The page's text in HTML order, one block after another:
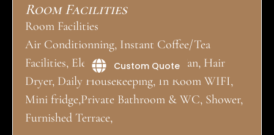
Room Facilities
Room Facilities
Air Conditionning, Instant Coffee/Tea
Facilities, Electric Kettle, Mobile Fan, Hair
Dryer, Daily Housekeeping, In Room WIFI,
Mini fridge,Private Bathroom & WC, Shower,
Furnished Terrace,
Custom Quote